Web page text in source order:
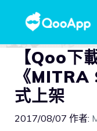
【Qoo下
《MITRA
式上架
2017/08/07 作者: